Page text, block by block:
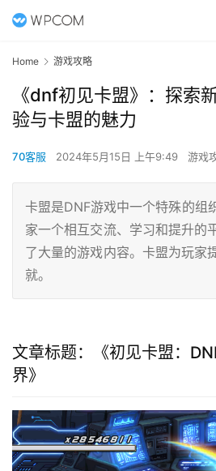
Home 游戏攻略
《dnf初见卡盟》：探索
验与卡盟的魅力
70客服 2024年5月15日 上午9:49 游戏
卡盟是DNF游戏中一个特殊的组
家一个相互交流、学习和提升的
了大量的游戏内容。卡盟为玩家
就。
文章标题：《初见卡盟：
界》